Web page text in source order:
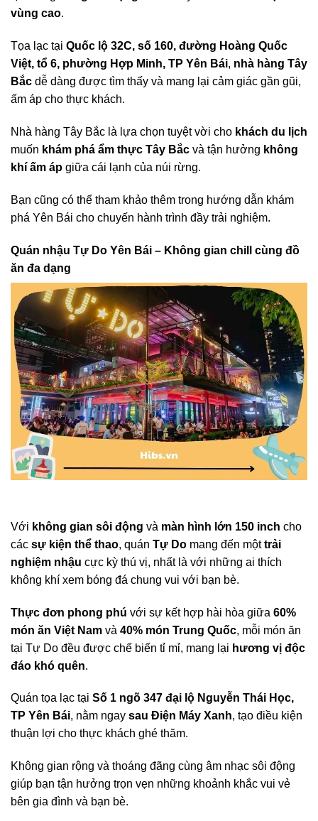
vùng cao.
Tọa lạc tại Quốc lộ 32C, số 160, đường Hoàng Quốc
Việt, tổ 6, phường Hợp Minh, TP Yên Bái, nhà hàng Tây
Bắc dễ dàng được tìm thấy và mang lại cảm giác gần gũi,
ấm áp cho thực khách.
Nhà hàng Tây Bắc là lựa chọn tuyệt vời cho khách du lịch
muốn khám phá ẩm thực Tây Bắc và tận hưởng không
khí ấm áp giữa cái lạnh của núi rừng.
Bạn cũng có thể tham khảo thêm trong hướng dẫn khám
phá Yên Bái cho chuyến hành trình đầy trải nghiệm.
Quán nhậu Tự Do Yên Bái – Không gian chill cùng đồ
ăn đa dạng
Với không gian sôi động và màn hình lớn 150 inch cho
các sự kiện thể thao, quán Tự Do mang đến mộttrải
nghiệm nhậu cực kỳ thú vị, nhất là với những ai thích
không khí xem bóng đá chung vui với bạn bè.
Thực đơn phong phú với sự kết hợp hài hòa giữa 60%
món ăn Việt Nam và 40% món Trung Quốc, mỗi món ăn
tại Tự Do đều được chế biến tỉ mỉ, mang lại hương vị độc
đáo khó quên.
Quán tọa lạc tại Số 1 ngõ 347 đại lộ Nguyễn Thái Học,
TP Yên Bái, nằm ngay sau Điện Máy Xanh, tạo điều kiện
thuận lợi cho thực khách ghé thăm.
Không gian rộng và thoáng đãng cùng âm nhạc sôi động
giúp bạn tận hưởng trọn vẹn những khoảnh khắc vui vẻ
bên gia đình và bạn bè.